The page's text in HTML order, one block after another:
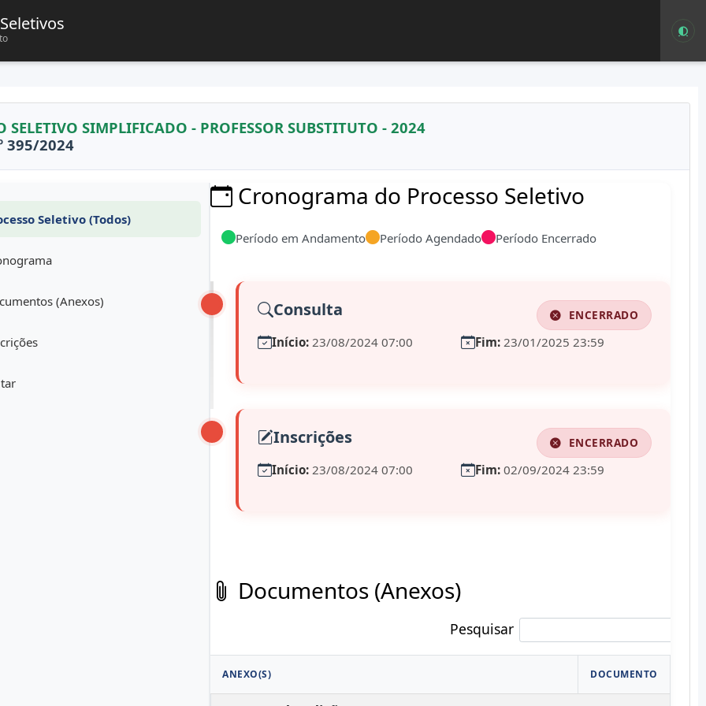
SELETIVO SIMPLIFICADO - PROFESSOR SUBSTITUTO - 2024
395/2024
Seletivo (Todos)
(Anexos)
Cronograma do Processo Seletivo
Período em Andamento Período Agendado Período Encerrado
Consulta ENCERRADO
Início: 23/08/2024 07:00 Fim: 23/01/2025 23:59
Inscrições ENCERRADO
Início: 23/08/2024 07:00 Fim: 02/09/2024 23:59
Documentos (Anexos)
Pesquisar
ANEXO(S) DOCUMENTO